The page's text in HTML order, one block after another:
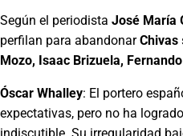
Según el periodista José María
perfilan para abandonarChivas
Mozo, Isaac Brizuela,
Óscar Whalley: El portero
expectativas, pero no ha